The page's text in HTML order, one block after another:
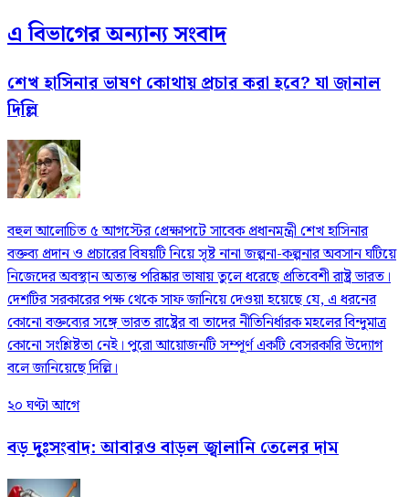
এ বিভাগের অন্যান্য সংবাদ
শেখ হাসিনার ভাষণ কোথায় প্রচার করা হবে? যা জানাল
দিল্লি
বহুল আলোচিত ৫ আগস্টের প্রেক্ষাপটে সাবেক প্রধানমন্ত্রী শেখ হাসিনার
বক্তব্য প্রদান ও প্রচারের বিষয়টি নিয়ে সৃষ্ট নানা জল্পনা-কল্পনার অবসান ঘটিয়ে
নিজেদের অবস্থান অত্যন্ত পরিষ্কার ভাষায় তুলে ধরেছে প্রতিবেশী রাষ্ট্র ভারত।
দেশটির সরকারের পক্ষ থেকে সাফ জানিয়ে দেওয়া হয়েছে যে, এ ধরনের
কোনো বক্তব্যের সঙ্গে ভারত রাষ্ট্রের বা তাদের নীতিনির্ধারক মহলের বিন্দুমাত্র
কোনো সংশ্লিষ্টতা নেই। পুরো আয়োজনটি সম্পূর্ণ একটি বেসরকারি উদ্যোগ
বলে জানিয়েছে দিল্লি।
২০ ঘণ্টা আগে
বড় দুঃসংবাদ: আবারও বাড়ল জ্বালানি তেলের দাম